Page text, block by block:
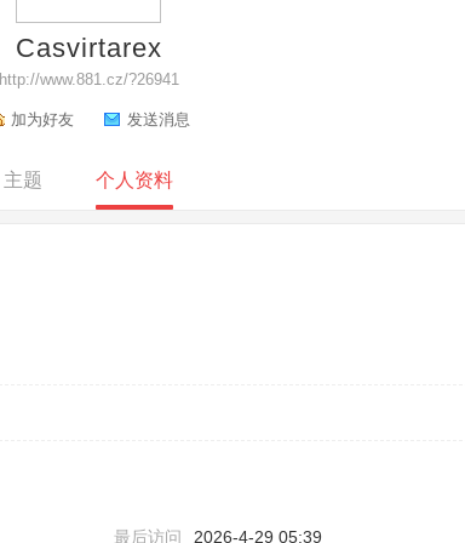
Casvirtarex
http://www.881.cz/?26941
加为好友 发送消息
主题 个人资料
最后访问 2026-4-29 05:39